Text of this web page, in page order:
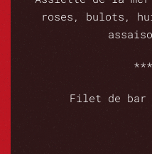
roses, bulots,
Filet de bar